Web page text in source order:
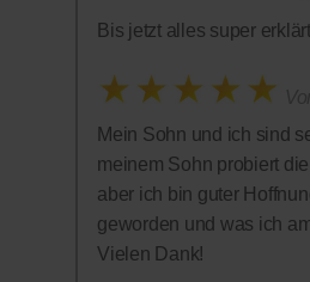
Bis jetzt alles super
Mein Sohn und ich sind
meinem Sohn probiert
aber ich bin guter
geworden und was ich
Vielen Dank!